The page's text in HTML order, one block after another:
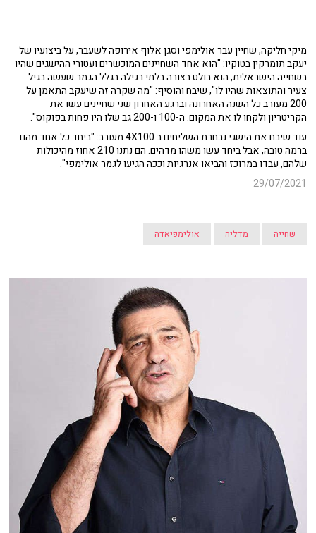
מיקי חליקה, שחיין עבר אולימפי וסגן אלוף אירופה לשעבר, על ביצועיו של
יעקב תומרקין בטוקיו: "הוא אחד השחיינים המוכשרים ועטורי ההישגים שהיו
בשחייה הישראלית, הוא בולט בצורה בלתי רגילה בגלל הגמר שעשה בגיל
צעיר והתוצאות שהיו לו", שיבח והוסיף: "מה שקרה זה שיעקב התאמן על
200 מעורב כל השנה האחרונה וברגע האחרון שני שחיינים עשו את
הקריטריון ולקחו לו את המקום. ה-100 ו-200 גב שלו היו פחות בפוקוס".
עוד שיבח את הישגי נבחרת השליחים ב 4X100 מעורב: "ביחד כל אחד מהם
ברמה טובה, אבל ביחד עשו משהו מדהים. הם נתנו 210 אחוז מהיכולות
שלהם, עבדו במרוכז והביאו אנרגיות וככה הגיעו לגמר אולימפי".
29/07/2021
שחייה מדליה אולימפיאדה